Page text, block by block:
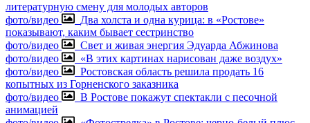
литературную смену для молодых авторов
фото/видео
Два холста и одна курица: в «Ростове»
показывают, каким бывает сестринство
фото/видео
Свет и живая энергия Эдуарда Абжинова
фото/видео
«В этих картинах нарисован даже воздух»
фото/видео
Ростовская область решила продать 16
копытных из Горненского заказника
фото/видео
В Ростове покажут спектакли с песочной
анимацией